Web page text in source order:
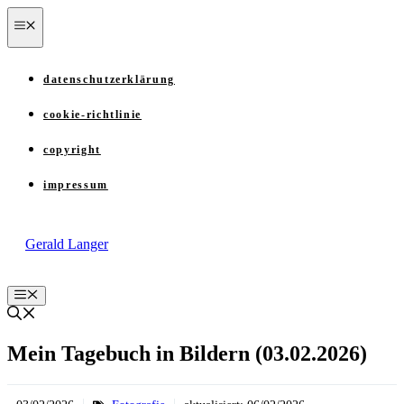
Zum
Inhalt
springen
datenschutzerklärung
cookie-richtlinie
copyright
impressum
Gerald Langer
Menü
Mein Tagebuch in Bildern (03.02.2026)